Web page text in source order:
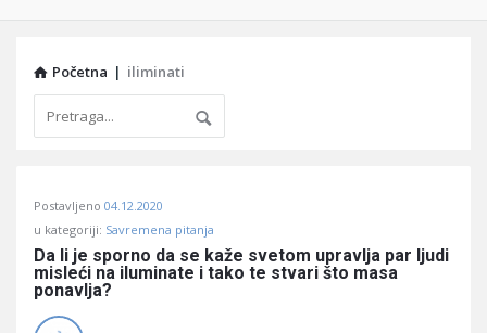
Početna | iliminati
Učene
Latest
Pitanja
Postavljeno 04.12.2020
u kategoriji: Savremena pitanja
Da li je sporno da se kaže svetom upravlja par ljudi
misleći na iluminate i tako te stvari što masa
ponavlja?